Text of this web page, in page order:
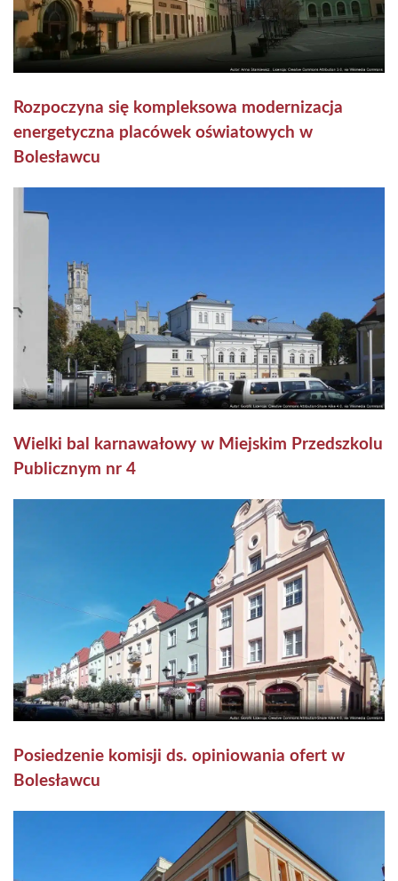
Rozpoczyna się kompleksowa modernizacja
energetyczna placówek oświatowych w
Bolesławcu
Wielki bal karnawałowy w Miejskim Przedszkolu
Publicznym nr 4
Posiedzenie komisji ds. opiniowania ofert w
Bolesławcu